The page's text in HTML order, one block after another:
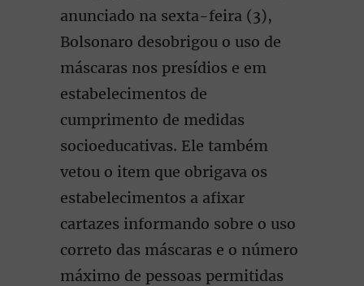
anunciado na sexta-feira (3),
Bolsonaro desobrigou o uso de
máscaras nos presídios e em
estabelecimentos de
cumprimento de medidas
socioeducativas. Ele também
vetou o item que obrigava os
estabelecimentos a afixar
cartazes informando sobre o uso
correto das máscaras e o número
máximo de pessoas permitidas